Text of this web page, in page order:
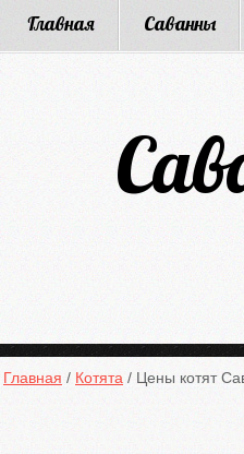
Главная Саванны
Главная / Котята / Цены котят